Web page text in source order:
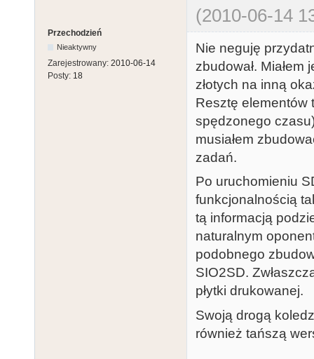
(2010-06-14
Przechodzień
Nieaktywny
Zarejestrowany: 2010-06-14
Posty: 18
Nie neguję
zbudował.
złotych na inną
Resztę elementów
spędzonego
musiałem
zadań.
Po uruchomieniu
funkcjonalnością
tą informacją
naturalnym
podobnego
SIO2SD.
płytki drukowanej.
Swoją drogą
również tańszą